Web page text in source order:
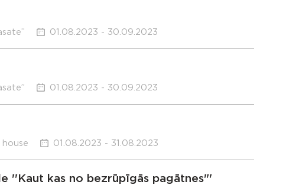
01.08.2023 - 30.09.2023
01.08.2023 - 30.09.2023
01.08.2023 - 31.08.2023
''Kaut kas no bezrūpīgās pagātnes"'